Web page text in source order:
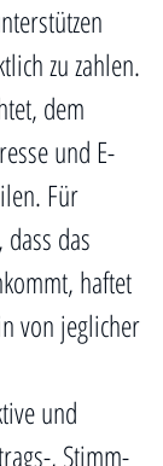
zu zahlen.
dem
und E-
Für
das
haftet
von jeglicher
und
, Stimm-